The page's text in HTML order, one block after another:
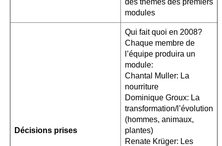
des thèmes des premiers
modules
Décisions prises
Qui fait quoi en 2008?
Chaque membre de
l’équipe produira un
module:
Chantal Muller: La
nourriture
Dominique Groux: La
transformation/l’évolution
(hommes, animaux,
plantes)
Renate Krüger: Les